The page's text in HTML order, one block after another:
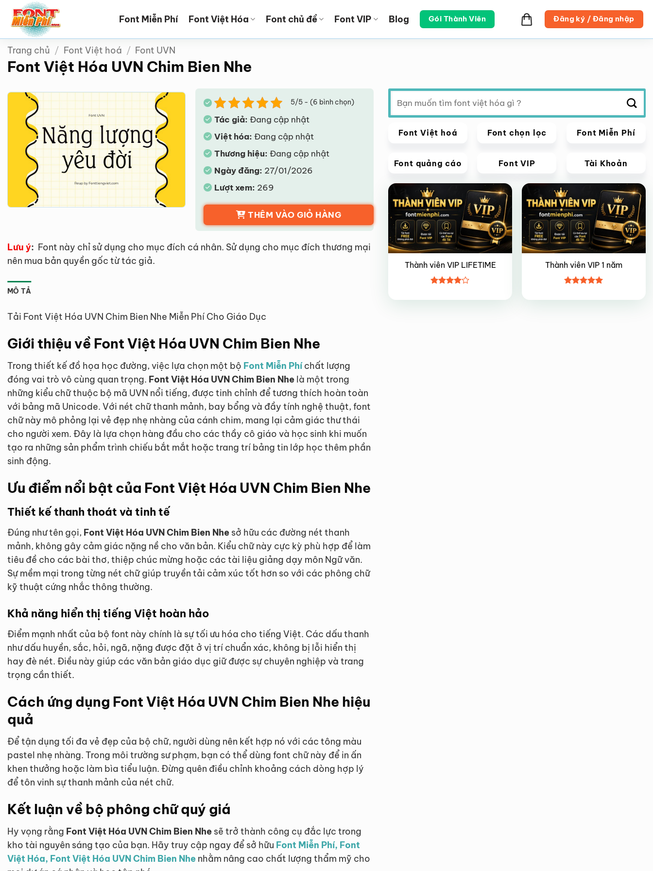
qua
dung
Font Miễn Phí Font Việt Hóa Font chủ đề Font VIP Blog Gói Thành Viên Đăng ký / Đăng nhập
Trang chủ / Font Việt hoá / Font UVN
Font Việt Hóa UVN Chim Bien Nhe
5/5 - (6 bình chọn)
Tác giả: Đang cập nhật
Việt hóa: Đang cập nhật
Thương hiệu: Đang cập nhật
Ngày đăng: 27/01/2026
Lượt xem: 269
THÊM VÀO GIỎ HÀNG
Lưu ý: Font này chỉ sử dụng cho mục đích cá nhân. Sử dụng cho mục đích thương mại
nên mua bản quyền gốc từ tác giả.
MÔ TẢ
Tải Font Việt Hóa UVN Chim Bien Nhe Miễn Phí Cho Giáo Dục
Giới thiệu về Font Việt Hóa UVN Chim Bien Nhe
Trong thiết kế đồ họa học đường, việc lựa chọn một bộ Font Miễn Phíchất lượng
đóng vai trò vô cùng quan trọng. Font Việt Hóa UVN Chim Bien Nhe là một trong
những kiểu chữ thuộc bộ mã UVN nổi tiếng, được tinh chỉnh để tương thích hoàn toàn
với bảng mã Unicode. Với nét chữ thanh mảnh, bay bổng và đầy tính nghệ thuật, font
chữ này mô phỏng lại vẻ đẹp nhẹ nhàng của cánh chim, mang lại cảm giác thư thái
cho người xem. Đây là lựa chọn hàng đầu cho các thầy cô giáo và học sinh khi muốn
tạo ra những sản phẩm trình chiếu bắt mắt hoặc trang trí bảng tin lớp học thêm phần
sinh động.
Ưu điểm nổi bật của Font Việt Hóa UVN Chim Bien Nhe
Thiết kế thanh thoát và tinh tế
Đúng như tên gọi, Font Việt Hóa UVN Chim Bien Nhe sở hữu các đường nét thanh
mảnh, không gây cảm giác nặng nề cho văn bản. Kiểu chữ này cực kỳ phù hợp để làm
tiêu đề cho các bài thơ, thiệp chúc mừng hoặc các tài liệu giảng dạy môn Ngữ văn.
Sự mềm mại trong từng nét chữ giúp truyền tải cảm xúc tốt hơn so với các phông chữ
kỹ thuật cứng nhắc thông thường.
Khả năng hiển thị tiếng Việt hoàn hảo
Điểm mạnh nhất của bộ font này chính là sự tối ưu hóa cho tiếng Việt. Các dấu thanh
như dấu huyền, sắc, hỏi, ngã, nặng được đặt ở vị trí chuẩn xác, không bị lỗi hiển thị
hay đè nét. Điều này giúp các văn bản giáo dục giữ được sự chuyên nghiệp và trang
trọng cần thiết.
Cách ứng dụng Font Việt Hóa UVN Chim Bien Nhe hiệu
quả
Để tận dụng tối đa vẻ đẹp của bộ chữ, người dùng nên kết hợp nó với các tông màu
pastel nhẹ nhàng. Trong môi trường sư phạm, bạn có thể dùng font chữ này để in ấn
khen thưởng hoặc làm bìa tiểu luận. Đừng quên điều chỉnh khoảng cách dòng hợp lý
để tôn vinh sự thanh mảnh của nét chữ.
Kết luận về bộ phông chữ quý giá
Hy vọng rằng Font Việt Hóa UVN Chim Bien Nhe sẽ trở thành công cụ đắc lực trong
kho tài nguyên sáng tạo của bạn. Hãy truy cập ngay để sở hữu Font Miễn Phí, Font
Việt Hóa, Font Việt Hóa UVN Chim Bien Nhe nhằm nâng cao chất lượng thẩm mỹ cho
Tìm
kiếm:
Font Việt hoá Font chọn lọc Font Miễn Phí
Font quảng cáo Font VIP Tài Khoản
Giảm giá!
Thành viên VIP LIFETIME
xếp hạng
Giảm giá!
Thành viên VIP 1 năm
hạng55